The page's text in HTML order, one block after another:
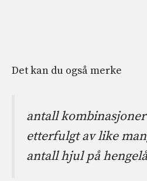
Det kan du også merke
antall
etterfulgt av like
antall hjul på